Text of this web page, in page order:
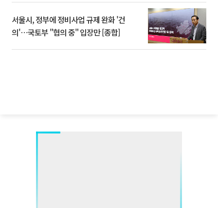
서울시, 정부에 정비사업 규제 완화 '건
의'⋯국토부 "협의 중" 입장만 [종합]